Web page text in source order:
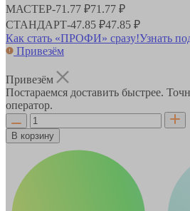
МАСТЕР-71.77 ₽71.77 ₽
СТАНДАРТ-47.85 ₽47.85 ₽
Как стать «ПРОФИ» сразу!Узнать
Привезём
Привезём
Постараемся доставить быстрее.
оператор.
В корзину